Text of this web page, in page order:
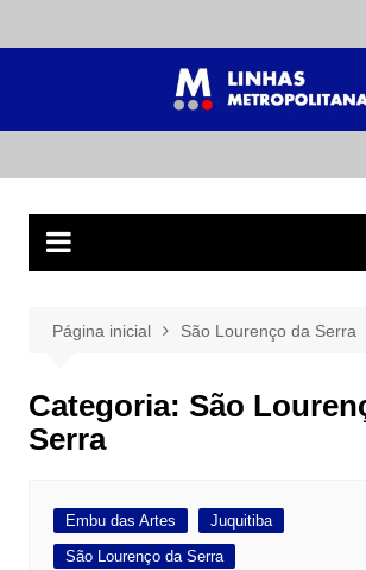
para
Página inicial São Lourenço da Serra
Categoria: São
Serra
Embu das Artes
Juquitiba
São Lourenço da Serra